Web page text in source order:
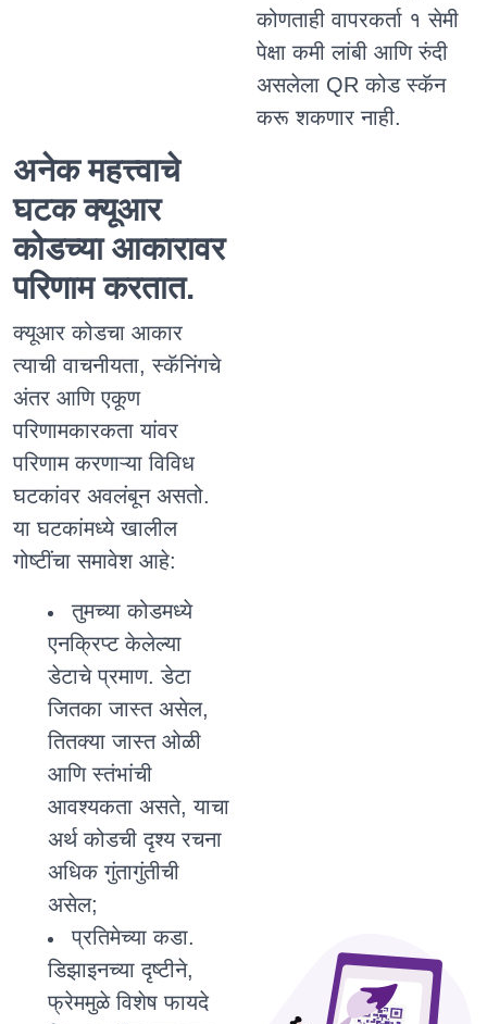
कोणताही वापरकर्ता १ सेमी
पेक्षा कमी लांबी आणि रुंदी
असलेला QR कोड स्कॅन
करू शकणार नाही.
अनेक महत्त्वाचे
घटक क्यूआर
कोडच्या आकारावर
परिणाम करतात.
क्यूआर कोडचा आकार
त्याची वाचनीयता, स्कॅनिंगचे
अंतर आणि एकूण
परिणामकारकता यांवर
परिणाम करणाऱ्या विविध
घटकांवर अवलंबून असतो.
या घटकांमध्ये खालील
गोष्टींचा समावेश आहे:
तुमच्या कोडमध्ये
एनक्रिप्ट केलेल्या
डेटाचे प्रमाण. डेटा
जितका जास्त असेल,
तितक्या जास्त ओळी
आणि स्तंभांची
आवश्यकता असते, याचा
अर्थ कोडची दृश्य रचना
अधिक गुंतागुंतीची
असेल;
प्रतिमेच्या कडा.
डिझाइनच्या दृष्टीने,
फ्रेममुळे विशेष फायदे